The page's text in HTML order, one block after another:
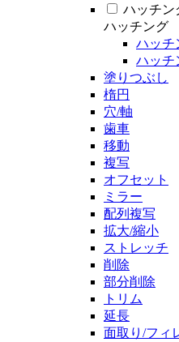
ハッチン
ハッチング
ハッチ
ハッチ
塗りつぶし
楕円
穴/軸
歯車
移動
複写
オフセット
ミラー
配列複写
拡大/縮小
ストレッチ
削除
部分削除
トリム
延長
面取り/フィ